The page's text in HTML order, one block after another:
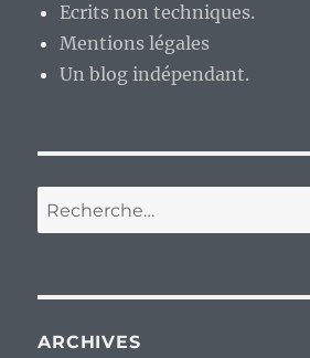
Ecrits non techniques.
Mentions légales
Un blog indépendant.
Recherche
pour :
ARCHIVES